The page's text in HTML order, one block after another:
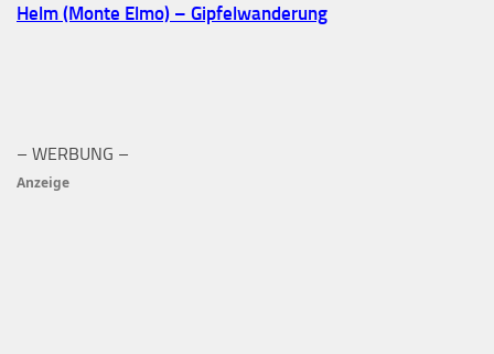
Helm (Monte Elmo) – Gipfelwanderung
– WERBUNG –
Anzeige